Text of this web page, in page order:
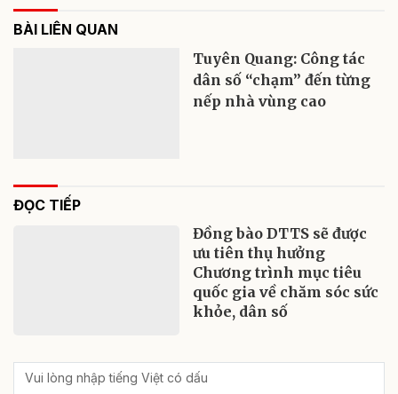
BÀI LIÊN QUAN
Tuyên Quang: Công tác
dân số “chạm” đến từng
nếp nhà vùng cao
ĐỌC TIẾP
Đồng bào DTTS sẽ được
ưu tiên thụ hưởng
Chương trình mục tiêu
quốc gia về chăm sóc sức
khỏe, dân số